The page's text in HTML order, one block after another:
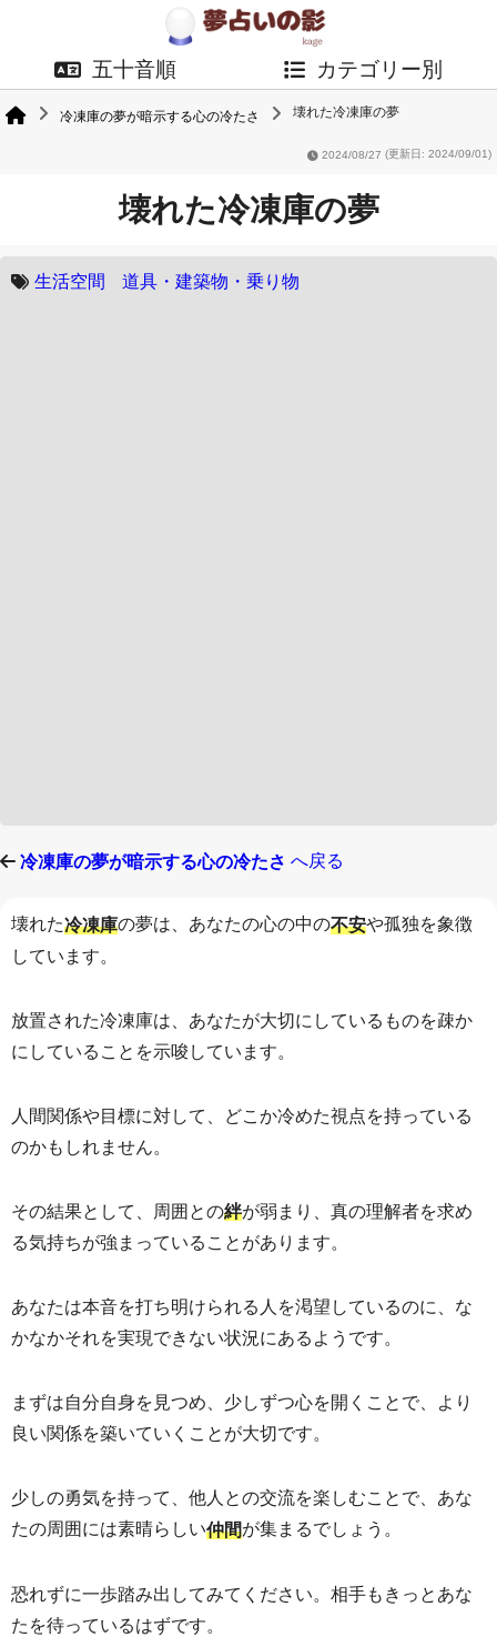
五十音順 カテゴリー別
冷凍庫の夢が暗示する心の冷たさ 壊れた冷凍庫の夢
2024/08/27 (更新日: 2024/09/01)
壊れた冷凍庫の夢
生活空間 道具・建築物・乗り物
冷凍庫の夢が暗示する心の冷たさ へ戻る
壊れた冷凍庫の夢は、あなたの心の中の不安や孤独を象徴
しています。
放置された冷凍庫は、あなたが大切にしているものを疎か
にしていることを示唆しています。
人間関係や目標に対して、どこか冷めた視点を持っている
のかもしれません。
その結果として、周囲との絆が弱まり、真の理解者を求め
る気持ちが強まっていることがあります。
あなたは本音を打ち明けられる人を渇望しているのに、な
かなかそれを実現できない状況にあるようです。
まずは自分自身を見つめ、少しずつ心を開くことで、より
良い関係を築いていくことが大切です。
少しの勇気を持って、他人との交流を楽しむことで、あな
たの周囲には素晴らしい仲間が集まるでしょう。
恐れずに一歩踏み出してみてください。相手もきっとあな
たを待っているはずです。